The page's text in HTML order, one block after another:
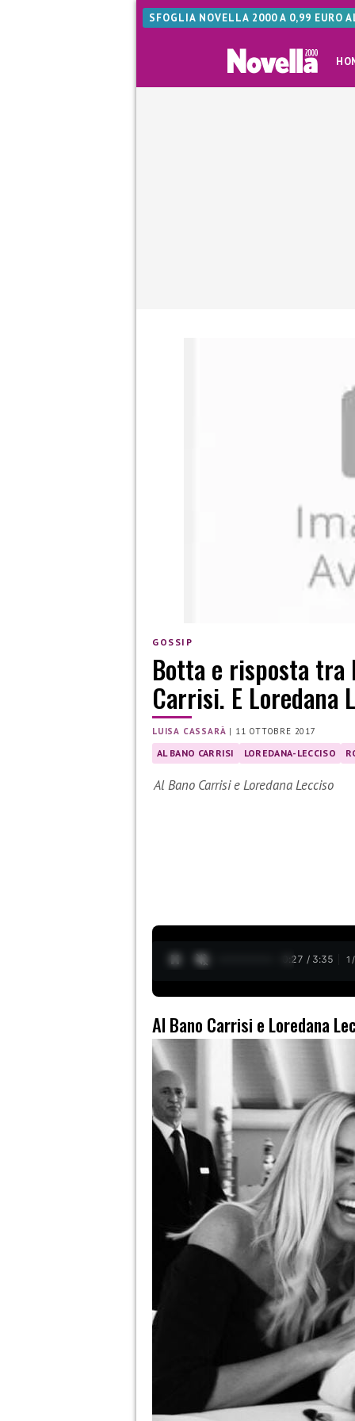
SFOGLIA NOVELLA 2000 A 0,99 EURO
GOSSIP
Botta e risposta tra
Carrisi. E Loredana
LUISA CASSARÀ | 11 OTTOBRE 2017
AL BANO CARRISI LOREDANA-LECCISO
Al Bano Carrisi e Loredana Lecciso
0:28 / 3:35 1 /
Al Bano Carrisi e Loredana